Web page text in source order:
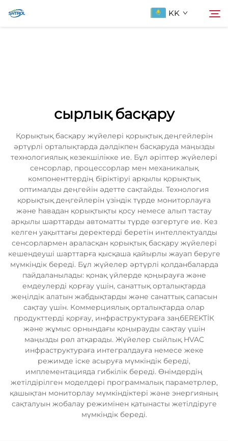
KK
Бізбен хабарласыңы
сырлық басқару
Қорықтық басқару жүйелері қорықтық деңгейлерін
әртүрлі орталықтарда дәлдікпен басқаруда маңызды
технологиялық кезекшілікке ие. Бұл әріптер жүйелері
сенсорлар, процессорлар мен механикалық
компоненттердің біріктіруі арқылы қорықтық
оптималды деңгейін әдетте сақтайды. Технология
қорықтық деңгейлерін үзіндік түрде мониторлауға
және һавадан қорықтықты қосу немесе алып тастау
арқылы шарттарды автоматты түрде өзгертуге ие. Кез
келген уақыттағы деректерді беретін интеллектуалды
сенсорлармен араласқан қорықтық басқару жүйелері
кешендеуші шарттарға қысқаша қайырлы жауап беруге
мүмкіндік береді. Бұл жүйелер әртүрлі қолданбаларда
пайдаланылады: қонақ үйлерде қоңырауға және
емдеулерді қорғау үшін, санаттық орталықтарда
жеңілдік алатын жабдықтарды және санаттық сапасын
сақтау үшін. Коммерциялық орталықтарда олар
продукттерді қорғау, инфраструктураға заңбEREKTİК
және жұмыс орнындағы қоңырауды сақтау үшін
маңызды рөл атқарады. Жүйелер сыйлық HVAC
инфраструктураға интегралдауға немесе жеке
режимде іске асыруға мүмкіндік береді,
имплементацияда гибкілік береді. Өнімдердің
жетілдірілген моделдері программалық параметрлер,
қашықтан мониторлау мүмкіндіктері және энергияның
сақталуын жобалау режимінен қатынасты жетілдіруге
мүмкіндік береді.